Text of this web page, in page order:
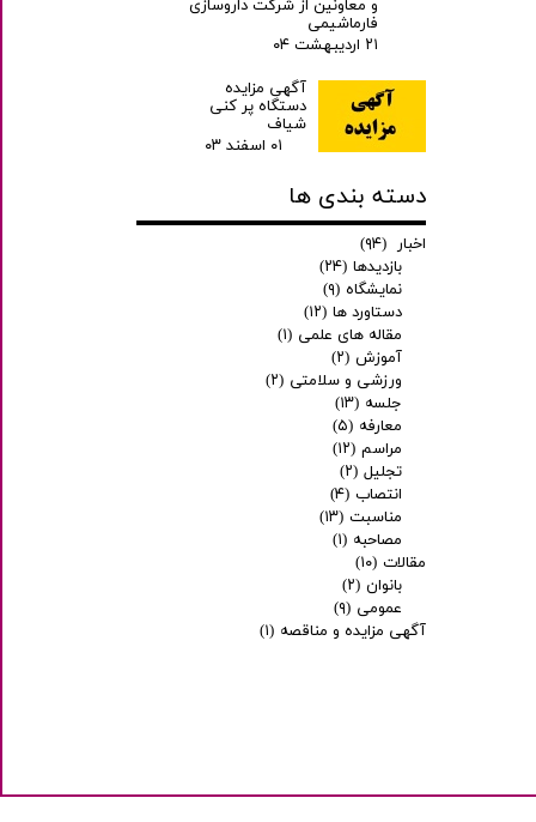
و معاونین از شرکت داروسازی
فارماشیمی
۲۱ اردیبهشت ۰۴
آگهی مزایده
دستگاه پر کنی
شیاف
۰۱ اسفند ۰۳
دسته بندی ها
اخبار (۹۴)
بازدیدها (۲۴)
نمایشگاه (۹)
دستاورد ها (۱۲)
مقاله های علمی (۱)
آموزش (۲)
ورزشی و سلامتی (۲)
جلسه (۱۳)
معارفه (۵)
مراسم (۱۲)
تجلیل (۲)
انتصاب (۴)
مناسبت (۱۳)
مصاحبه (۱)
مقالات (۱۰)
بانوان (۲)
عمومی (۹)
آگهی مزایده و مناقصه (۱)